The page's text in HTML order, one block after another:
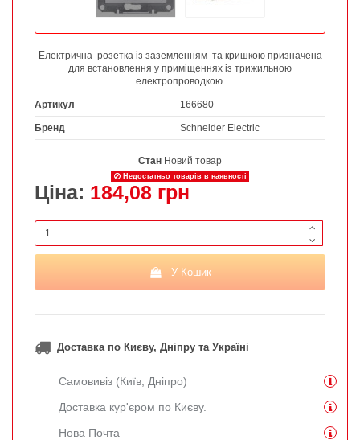
Електрична розетка із заземленням та кришкою призначена
для встановлення у приміщеннях із трижильною
електропроводкою.
Артикул 166680
Бренд Schneider Electric
Стан Новий товар
Недостатньо товарів в наявності
Ціна: 184,08 грн
У Кошик
Доставка по Києву, Дніпру та Україні
Самовивіз (Київ, Дніпро)
Доставка кур'єром по Києву.
Нова Почта